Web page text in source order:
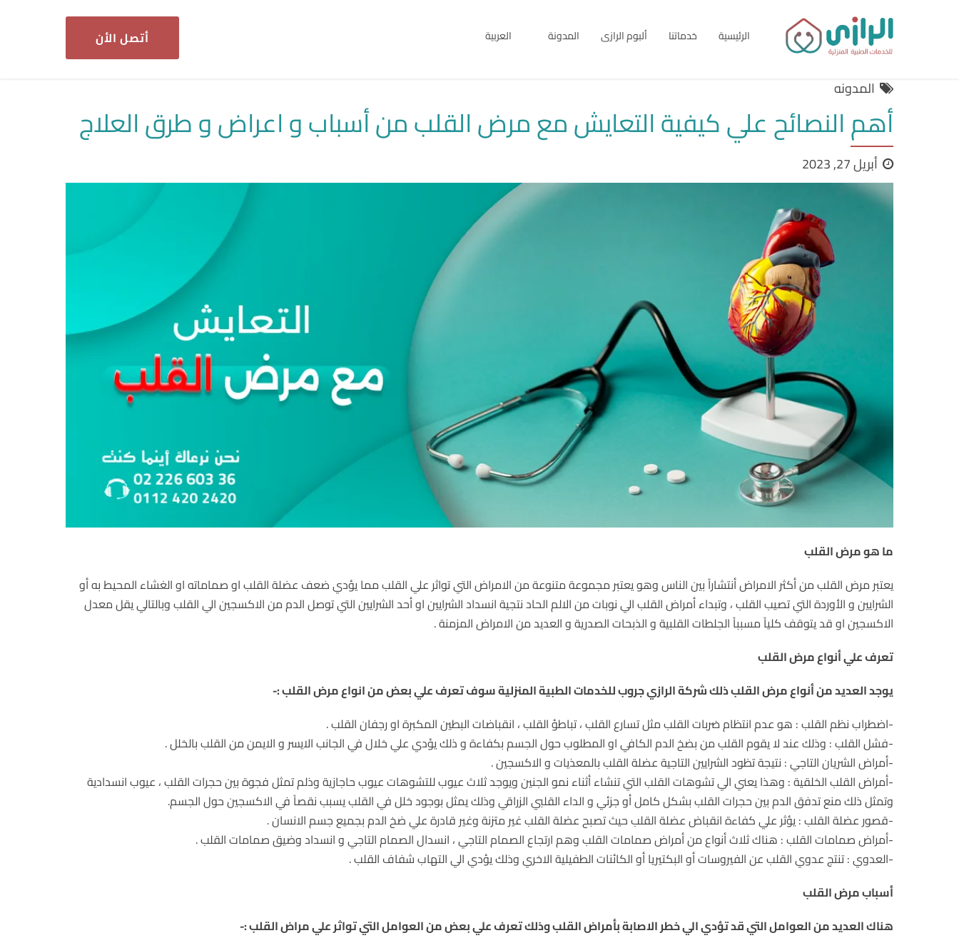
أتصل الأن الرئيسية خدماتنا ألبوم الرازى المدونة العربية
المدونه
أهم النصائح علي كيفية التعايش مع مرض القلب من أسباب و اعراض و طرق العلاج
أبريل 27, 2023
ما هو مرض القلب
يعتبر مرض القلب من أكثر الامراض أنتشاراً بين الناس وهو يعتبر مجموعة متنوعة من الامراض التي تواثر علي القلب مما يؤدي ضعف عضلة القلب او صماماته او الغشاء المحيط به أو
الشرايين و الأوردة التي تصيب القلب ، وتبداء أمراض القلب الي نوبات من الالم الحاد نتجية انسداد الشرايين او أحد الشرايين التي توصل الدم من الاكسجين الي القلب وبالتالي يقل معدل
الاكسجين او قد يتوقف كلياً مسبباً الجلطات القلبية و الذبحات الصدرية و العديد من الامراض المزمنة .
تعرف علي أنواع مرض القلب
يوجد العديد من أنواع مرض القلب ذلك شركة الرازي جروب للخدمات الطبية المنزلية سوف تعرف علي بعض من انواع مرض القلب :-
-اضطراب نظم القلب : هو عدم انتظام ضربات القلب مثل تسارع القلب ، تباطؤ القلب ، انقباضات البطين المكبرة او رجفان القلب .
-فشل القلب : وذلك عند لا يقوم القلب من بضخ الدم الكافي او المطلوب حول الجسم بكفاءة و ذلك يؤدي علي خلال في الجانب الايسر و الايمن من القلب بالخلل .
-أمراض الشريان التاجي : نتيجة تظود الشرايين التاجية عضلة القلب بالمعذيات و الاكسجين .
-أمراض القلب الخلقية : وهذا يعني الي تشوهات القلب التي تنشاء أثناء نمو الجنين ويوجد ثلاث عيوب للتشوهات عيوب حاجازية وذلم تمثل فجوة بين حجرات القلب ، عيوب انسدادية
وتمثل ذلك منع تدفق الدم بين حجرات القلب بشكل كامل أو جزئي و الداء القلبي الزراقي وذلك يمثل بوجود خلل في القلب يسبب نقصاً في الاكسجين حول الجسم.
-قصور عضلة القلب : يؤثر علي كفاءة انقباض عضلة القلب حيث تصبح عضلة القلب غير متزنة وغير قادرة علي ضخ الدم بجميع جسم الانسان .
-أمراض صمامات القلب : هناك ثلاث أنواع من أمراض صمامات القلب وهم ارتجاع الصمام التاجي ، انسدال الصمام التاجي و انسداد وضيق صمامات القلب .
-العدوي : تنتج عدوي القلب عن الفيروسات أو البكتيريا أو الكائنات الطفيلية الاخري وذلك يؤدي الي التهاب شفاف القلب .
أسباب مرض القلب
هناك العديد من العوامل التي قد تؤدي الي خطر الاصابة بأمراض القلب وذلك تعرف علي بعض من العوامل التي تواثر علي مراض القلب :-